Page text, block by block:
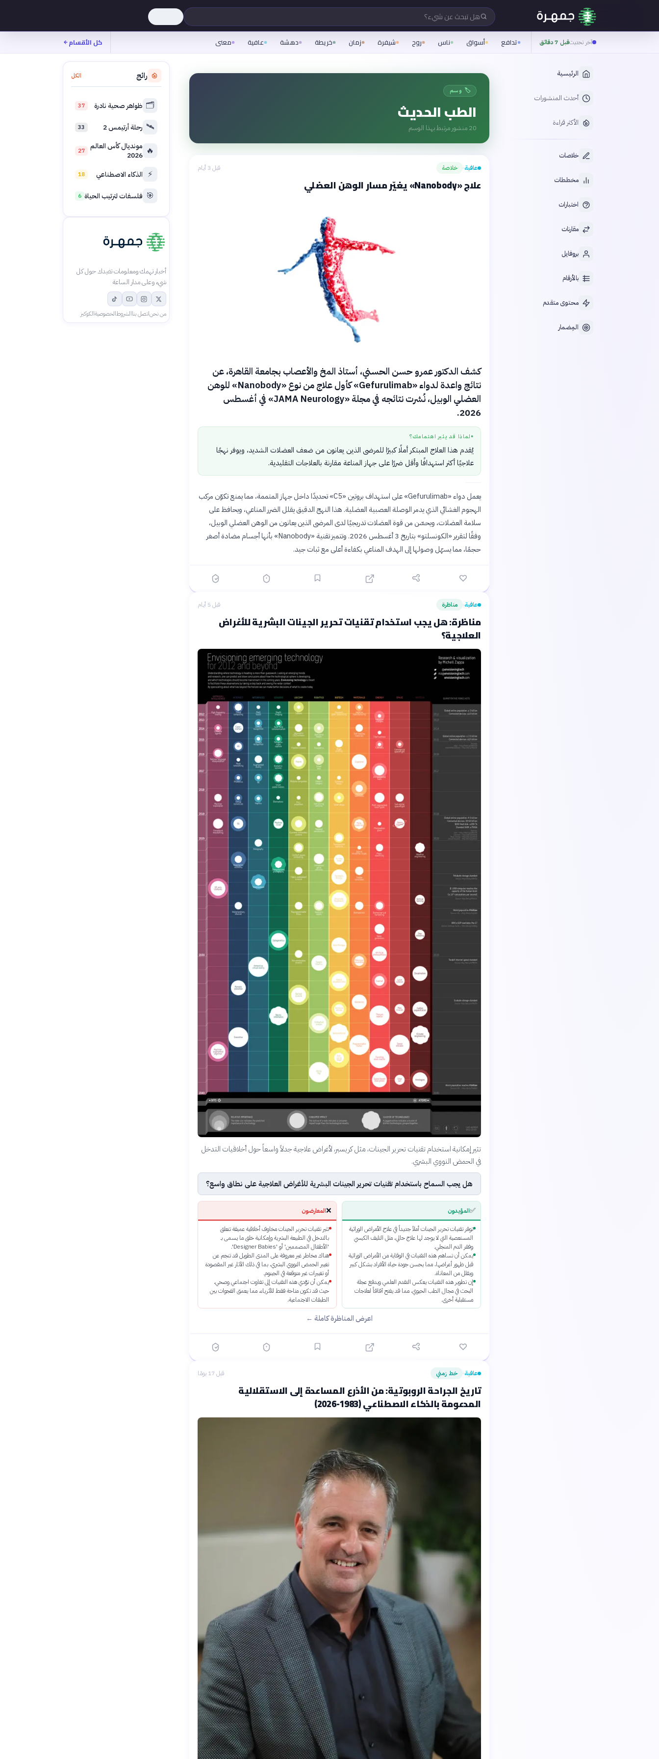
هل تبحث عن شيء؟
آخر تحديثقبل 7 دقائق تدافع أسواق ناس روح شيفرة زمان خريطة دهشة عافية معنى كل الأقسام
الرئيسية
أحدث المنشورات
الأكثر قراءة
خلاصات
مخططات
اختبارات
مقارنات
بروفايل
بالأرقام
محتوى متقدم
المِضمار
🏷️ وسم
الطب الحديث
20 منشور مرتبط بهذا الوسم
عافية› خلاصة قبل 3 أيام
علاج «Nanobody» يغيّر مسار الوهن العضلي
كشف الدكتور عمرو حسن الحسني، أستاذ المخ والأعصاب بجامعة القاهرة، عن
نتائج واعدة لدواء «Gefurulimab» كأول علاج من نوع «Nanobody» للوهن
العضلي الوبيل، نُشرت نتائجه في مجلة «JAMA Neurology» في أغسطس
2026.
● لماذا قد يثير اهتمامك؟
يُقدم هذا العلاج المبتكر أملًا كبيرًا للمرضى الذين يعانون من ضعف العضلات الشديد، ويوفر نهجًا
علاجيًا أكثر استهدافًا وأقل ضررًا على جهاز المناعة مقارنة بالعلاجات التقليدية.
يعمل دواء «Gefurulimab» على استهداف بروتين «C5» تحديدًا داخل جهاز المتممة، مما يمنع تكوّن مركب
الهجوم الغشائي الذي يدمر الوصلة العصبية العضلية. هذا النهج الدقيق يقلل الضرر المناعي، ويحافظ على
سلامة العضلات، ويحسّن من قوة العضلات تدريجيًا لدى المرضى الذين يعانون من الوهن العضلي الوبيل،
وفقًا لتقرير «الكونسلتو» بتاريخ 3 أغسطس 2026. وتتميز تقنية «Nanobody» بأنها أجسام مضادة أصغر
حجمًا، مما يسهّل وصولها إلى الهدف المناعي بكفاءة أعلى مع ثبات جيد.
عافية› مناظرة قبل 5 أيام
مناظرة: هل يجب استخدام تقنيات تحرير الجينات البشرية للأغراض
العلاجية؟
تثير إمكانية استخدام تقنيات تحرير الجينات، مثل كريسبر، لأغراض علاجية جدلاً واسعاً حول أخلاقيات التدخل
في الحمض النووي البشري.
هل يجب السماح باستخدام تقنيات تحرير الجينات البشرية للأغراض العلاجية على نطاق واسع؟
✅المؤيدون
توفر تقنيات تحرير الجينات أملاً جديداً في علاج الأمراض الوراثية
المستعصية التي لا يوجد لها علاج حالي، مثل التليف الكيسي
وفقر الدم المنجلي.
يمكن أن تساهم هذه التقنيات في الوقاية من الأمراض الوراثية
قبل ظهور أعراضها، مما يحسن جودة حياة الأفراد بشكل كبير
ويقلل من المعاناة.
إن تطوير هذه التقنيات يعكس التقدم العلمي ويدفع عجلة
البحث في مجال الطب الحيوي، مما قد يفتح آفاقاً لعلاجات
مستقبلية أخرى.
❌المعارضون
تثير تقنيات تحرير الجينات مخاوف أخلاقية عميقة تتعلق
بالتدخل في الطبيعة البشرية وإمكانية خلق ما يسمى بـ
'الأطفال المصممين' أو 'Designer Babies'.
هناك مخاطر غير معروفة على المدى الطويل قد تنجم عن
تغيير الحمض النووي البشري، بما في ذلك الآثار غير المقصودة
أو تغييرات غير متوقعة في الجينوم.
يمكن أن تؤدي هذه التقنيات إلى تفاوت اجتماعي وصحي،
حيث قد تكون متاحة فقط للأثرياء، مما يعمق الفجوات بين
الطبقات الاجتماعية.
اعرض المناظرة كاملة ←
عافية› خط زمني قبل 17 يومًا
تاريخ الجراحة الروبوتية: من الأذرع المساعدة إلى الاستقلالية
المدعومة بالذكاء الاصطناعي (1983-2026)
رائج الكل
🗂️ ظواهر صحية نادرة 37
🛰️ رحلة أرتيمس 2 33
🔥 مونديال كأس العالم
2026
27
⚡ الذكاء الاصطناعي 18
🎯 فلسفات لترتيب الحياة 6
أخبار تهمك ومعلومات تفيدك حول كل
شيء وعلى مدار الساعة
من نحناتصل بناالشروطالخصوصيةالكوكيز